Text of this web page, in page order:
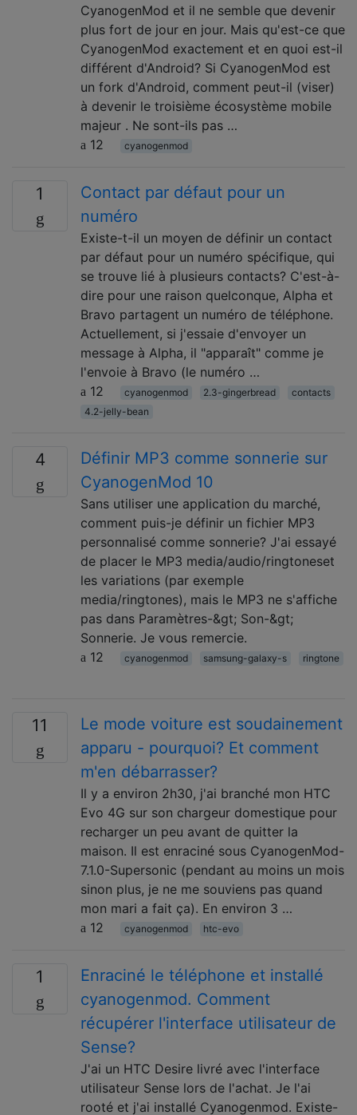
CyanogenMod et il ne semble que devenir
plus fort de jour en jour. Mais qu'est-ce que
CyanogenMod exactement et en quoi est-il
différent d'Android? Si CyanogenMod est
un fork d'Android, comment peut-il (viser)
à devenir le troisième écosystème mobile
majeur . Ne sont-ils pas …
12
cyanogenmod
1
Contact par défaut pour un
numéro
Existe-t-il un moyen de définir un contact
par défaut pour un numéro spécifique, qui
se trouve lié à plusieurs contacts? C'est-à-
dire pour une raison quelconque, Alpha et
Bravo partagent un numéro de téléphone.
Actuellement, si j'essaie d'envoyer un
message à Alpha, il "apparaît" comme je
l'envoie à Bravo (le numéro …
12
cyanogenmod 2.3-gingerbread
contacts
4.2-jelly-bean
4
Définir MP3 comme sonnerie sur
CyanogenMod 10
Sans utiliser une application du marché,
comment puis-je définir un fichier MP3
personnalisé comme sonnerie? J'ai essayé
de placer le MP3 media/audio/ringtoneset
les variations (par exemple
media/ringtones), mais le MP3 ne s'affiche
pas dans Paramètres-&gt; Son-&gt;
Sonnerie. Je vous remercie.
12
cyanogenmod samsung-galaxy-s ringtone
11
Le mode voiture est soudainement
apparu - pourquoi? Et comment
m'en débarrasser?
Il y a environ 2h30, j'ai branché mon HTC
Evo 4G sur son chargeur domestique pour
recharger un peu avant de quitter la
maison. Il est enraciné sous CyanogenMod-
7.1.0-Supersonic (pendant au moins un mois
sinon plus, je ne me souviens pas quand
mon mari a fait ça). En environ 3 …
12
cyanogenmod htc-evo
1
Enraciné le téléphone et installé
cyanogenmod. Comment
récupérer l'interface utilisateur de
Sense?
J'ai un HTC Desire livré avec l'interface
utilisateur Sense lors de l'achat. Je l'ai
rooté et j'ai installé Cyanogenmod. Existe-